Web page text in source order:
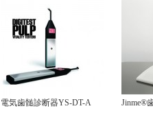
電気歯髄診断器YS-DT-A Jinme®